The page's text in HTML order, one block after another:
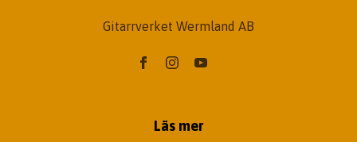
Gitarrverket Wermland AB
Läs mer